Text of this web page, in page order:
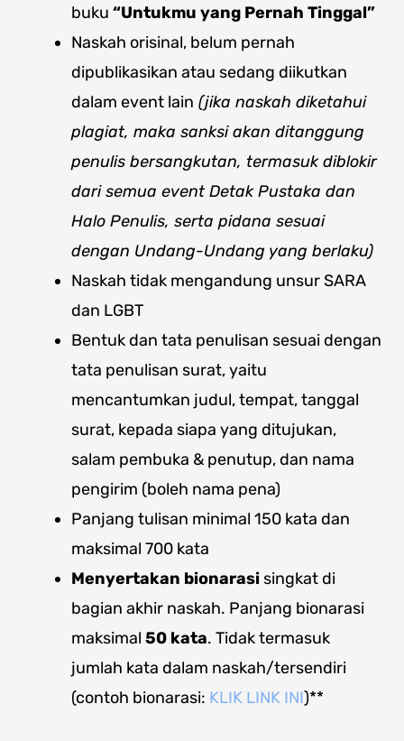
buku “Untukmu yang Pernah Tinggal”
Naskah orisinal, belum pernah
dipublikasikan atau sedang diikutkan
dalam event lain (jika naskah diketahui
plagiat, maka sanksi akan ditanggung
penulis bersangkutan, termasuk diblokir
dari semua event Detak Pustaka dan
Halo Penulis, serta pidana sesuai
dengan Undang-Undang yang berlaku)
Naskah tidak mengandung unsur SARA
dan LGBT
Bentuk dan tata penulisan sesuai dengan
tata penulisan surat, yaitu
mencantumkan judul, tempat, tanggal
surat, kepada siapa yang ditujukan,
salam pembuka & penutup, dan nama
pengirim (boleh nama pena)
Panjang tulisan minimal 150 kata dan
maksimal 700 kata
Menyertakan bionarasi singkat di
bagian akhir naskah. Panjang bionarasi
maksimal 50 kata. Tidak termasuk
jumlah kata dalam naskah/tersendiri
(contoh bionarasi: KLIK LINK INI)**